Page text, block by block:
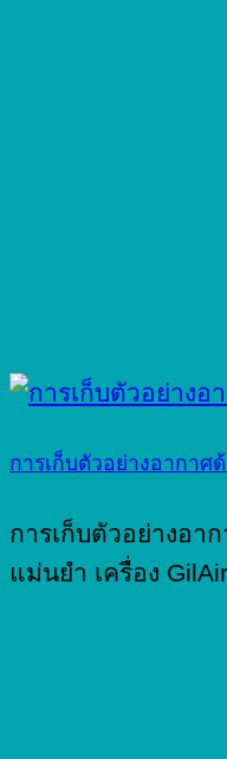
การเก็บตัวอย่างอากาศ
การเก็บตัวอย่างอา
แม่นยำ เครื่อง